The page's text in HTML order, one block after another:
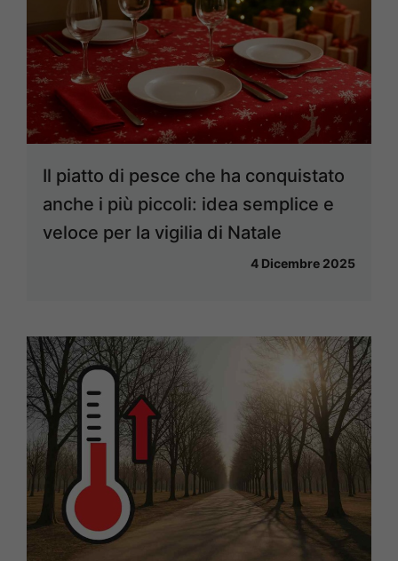
Il piatto di pesce che ha conquistato
anche i più piccoli: idea semplice e
veloce per la vigilia di Natale
4 Dicembre 2025